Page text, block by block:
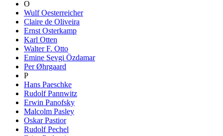
O
Wulf Oesterreicher
Claire de Oliveira
Ernst Osterkamp
Karl Otten
Walter F. Otto
Emine Sevgi Özdamar
Per Øhrgaard
P
Hans Paeschke
Rudolf Pannwitz
Erwin Panofsky
Malcolm Pasley
Oskar Pastior
Rudolf Pechel